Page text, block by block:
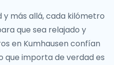
más allá, cada kilómetro
que sea relajado y
en Kumhausen confían
que importa de verdad es